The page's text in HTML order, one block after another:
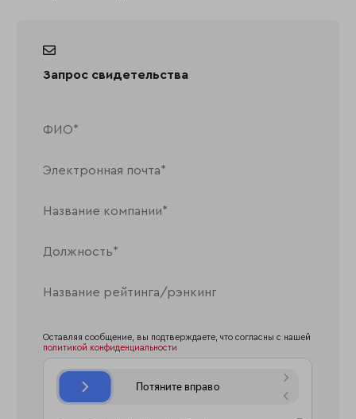
Запрос свидетельства
Оставляя сообщение, вы подтверждаете, что согласны с нашей
политикой конфиденциальности